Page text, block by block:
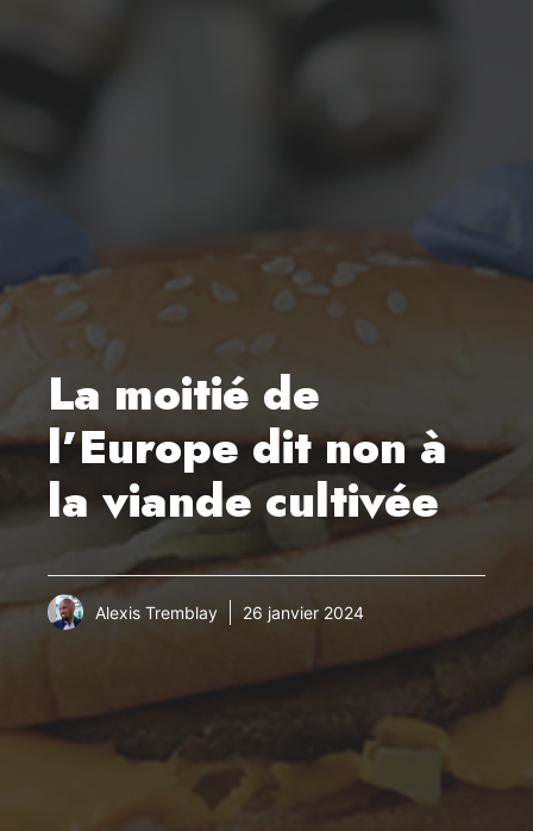
La moitié de
l’Europe dit non à
la viande cultivée
Alexis Tremblay 26 janvier 2024